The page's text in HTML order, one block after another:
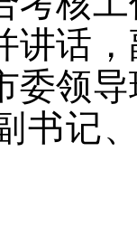
讲话
委领
书记